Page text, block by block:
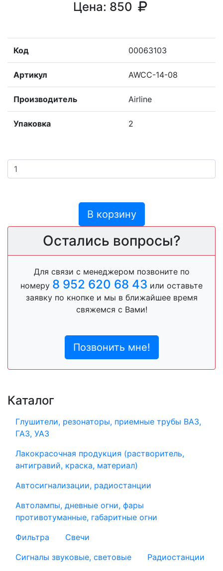
Цена: 850
Код 00063103
Артикул AWCC-14-08
Производитель Airline
Упаковка 2
В корзину
Остались вопросы?
Для связи с менеджером позвоните по
номеру 8 952 620 68 43 или оставьте
заявку по кнопке и мы в ближайшее время
свяжемся с Вами!
Позвонить мне!
Каталог
Глушители, резонаторы, приемные трубы ВАЗ,
ГАЗ, УАЗ
Лакокрасочная продукция (растворитель,
антигравий, краска, материал)
Автосигнализации, радиостанции
Автолампы, дневные огни, фары
противотуманные, габаритные огни
Фильтра
Свечи
Сигналы звуковые, световые
Радиостанции